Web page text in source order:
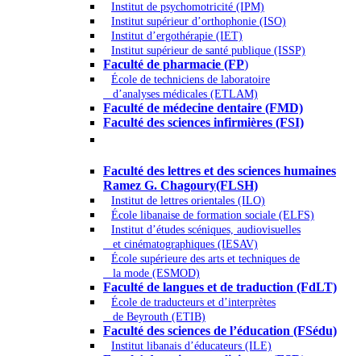
Institut de psychomotricité (IPM)
Institut supérieur d’orthophonie (ISO)
Institut d’ergothérapie (IET)
Institut supérieur de santé publique (ISSP)
Faculté de pharmacie (FP)
École de techniciens de laboratoire
d’analyses médicales (ETLAM)
Faculté de médecine dentaire (FMD)
Faculté des sciences infirmières (FSI)
Faculté des lettres et des sciences humaines
Ramez G. Chagoury(FLSH)
Institut de lettres orientales (ILO)
École libanaise de formation sociale (ELFS)
Institut d’études scéniques, audiovisuelles
et cinématographiques (IESAV)
École supérieure des arts et techniques de
la mode (ESMOD)
Faculté de langues et de traduction (FdLT)
École de traducteurs et d’interprètes
de Beyrouth (ETIB)
Faculté des sciences de l’éducation (FSédu)
Institut libanais d’éducateurs (ILE)